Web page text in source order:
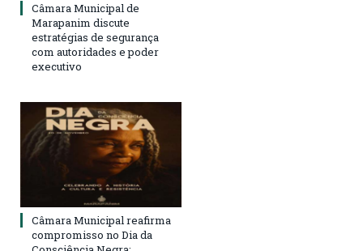
Câmara Municipal de
Marapanim discute
estratégias de segurança
com autoridades e poder
executivo
Câmara Municipal reafirma
compromisso no Dia da